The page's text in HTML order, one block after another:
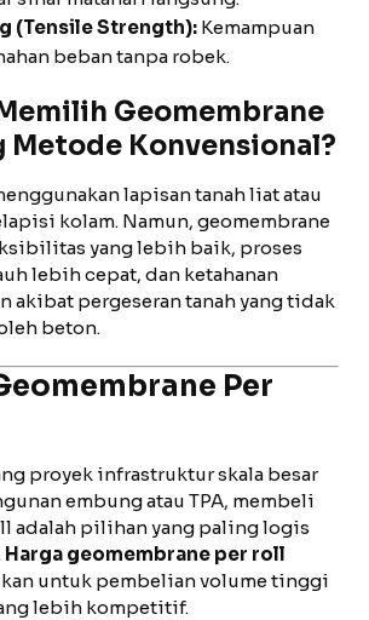
(Tensile Strength): Kemampuan
beban tanpa robek.
Geomembrane
Metode Konvensional?
lapisan tanah liat atau
kolam. Namun, geomembrane
yang lebih baik, proses
lebih cepat, dan ketahanan
akibat pergeseran tanah yang tidak
beton.
Per
proyek infrastruktur skala besar
embung atau TPA, membeli
adalah pilihan yang paling logis
Harga geomembrane per roll
untuk pembelian volume tinggi
lebih kompetitif.